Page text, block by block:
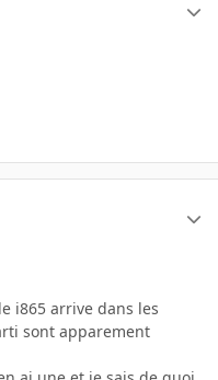
i865 arrive dans les
sont apparement